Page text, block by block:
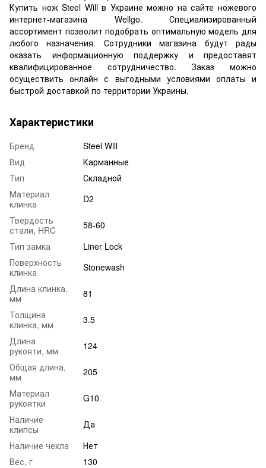
Купить нож Steel Will в Украине можно на сайте ножевого
интернет-магазина Wellgo. Специализированный
ассортимент позволит подобрать оптимальную модель для
любого назначения. Сотрудники магазина будут рады
оказать информационную поддержку и предоставят
квалифицированное сотрудничество. Заказ можно
осуществить онлайн с выгодными условиями оплаты и
быстрой доставкой по территории Украины.
Характеристики
Бренд
Steel Will
Вид
Карманные
Тип
Складной
Материал
клинка
D2
Твердость
стали, HRC
58-60
Тип замка
Liner Lock
Поверхность
клинка
Stonewash
Длина клинка,
мм
81
Толщина
клинка, мм
3.5
Длина
рукояти, мм
124
Общая длина,
мм
205
Материал
рукоятки
G10
Наличие
клипсы
Да
Наличие чехла
Нет
Вес, г
130